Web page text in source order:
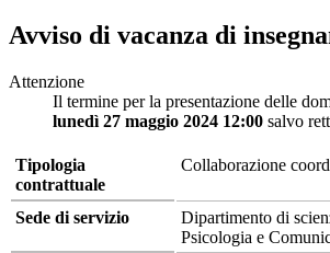
Avviso di vacanza di
Attenzione
Il termine per la presentazione delle
lunedì 27 maggio 2024 12:00 salvo
Tipologia
contrattuale
Collaborazione
Sede di servizio
Dipartimento di
Psicologia e